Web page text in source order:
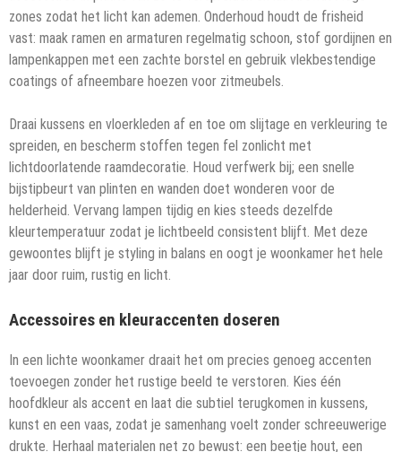
zones zodat het licht kan ademen. Onderhoud houdt de frisheid
vast: maak ramen en armaturen regelmatig schoon, stof gordijnen en
lampenkappen met een zachte borstel en gebruik vlekbestendige
coatings of afneembare hoezen voor zitmeubels.
Draai kussens en vloerkleden af en toe om slijtage en verkleuring te
spreiden, en bescherm stoffen tegen fel zonlicht met
lichtdoorlatende raamdecoratie. Houd verfwerk bij; een snelle
bijstipbeurt van plinten en wanden doet wonderen voor de
helderheid. Vervang lampen tijdig en kies steeds dezelfde
kleurtemperatuur zodat je lichtbeeld consistent blijft. Met deze
gewoontes blijft je styling in balans en oogt je woonkamer het hele
jaar door ruim, rustig en licht.
Accessoires en kleuraccenten doseren
In een lichte woonkamer draait het om precies genoeg accenten
toevoegen zonder het rustige beeld te verstoren. Kies één
hoofdkleur als accent en laat die subtiel terugkomen in kussens,
kunst en een vaas, zodat je samenhang voelt zonder schreeuwerige
drukte. Herhaal materialen net zo bewust: een beetje hout, een